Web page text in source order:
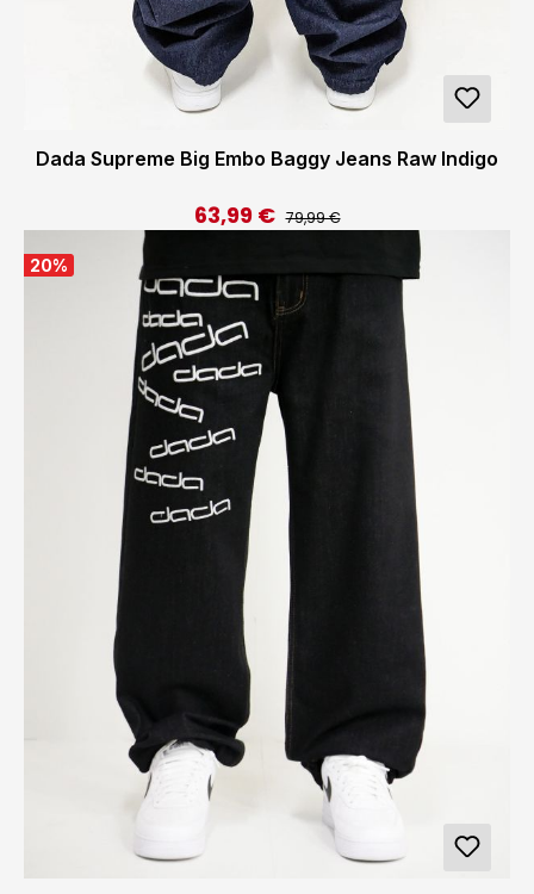
Dada Supreme Big Embo Baggy Jeans Raw Indigo
Verkaufspreis:
63,99 € Regulärer Preis:
79,99 €
20%